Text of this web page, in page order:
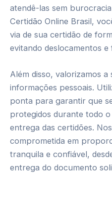
atendê-las sem
Certidão Online Brasil,
via de sua certidão de
evitando deslocamentos
Além disso, valorizamos a
informações pessoais.
ponta para garantir que
protegidos durante todo
entrega das certidões.
comprometida em
tranquila e confiável,
entrega do documento